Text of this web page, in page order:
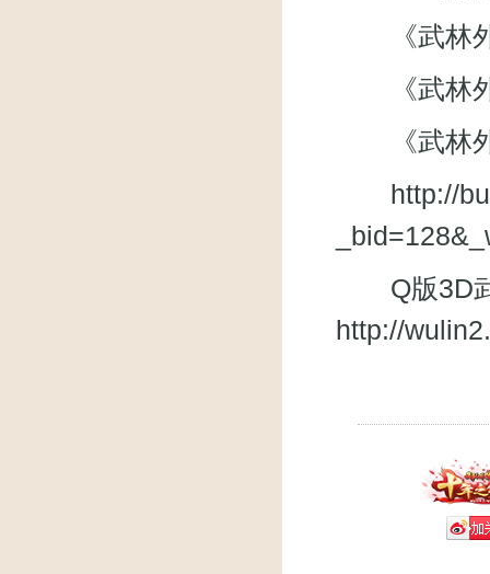
《武林外
《武林外
《武林外
http://
Q版3D武
http://